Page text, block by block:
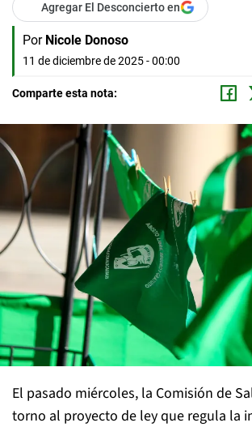
Agregar El Desconcierto en
Por Nicole Donoso
11 de diciembre de 2025 - 00:00
Comparte esta nota:
El pasado miércoles, la Comisión de
torno al proyecto de ley que regula la